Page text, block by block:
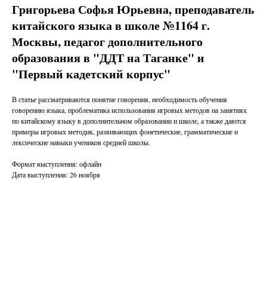
Григорьева Софья Юрьевна, преподаватель
китайского языка в школе №1164 г.
Москвы, педагог дополнительного
образования в "ДДТ на Таганке" и
"Первый кадетский корпус"
В статье рассматриваются понятие говорения, необходимость обучения
говорению языка, проблематика использования игровых методов на занятиях
по китайскому языку в дополнительном образовании и школе, а также даются
примеры игровых методик, развивающих фонетические, грамматические и
лексические навыки учеников средней школы.
Формат выступления: офлайн
Дата выступления: 26 ноября